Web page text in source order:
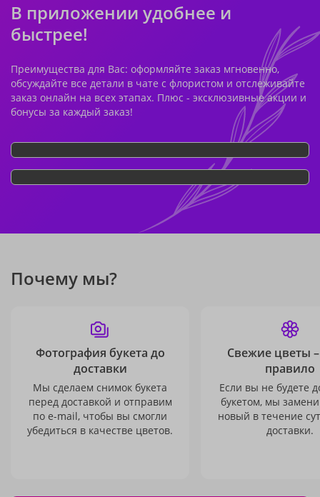
В приложении удобнее и
быстрее!
Преимущества для Вас: оформляйте заказ мгновенно,
обсуждайте все детали в чате с флористом и отслеживайте
заказ онлайн на всех этапах. Плюс - эксклюзивные акции и
бонусы за каждый заказ!
Почему мы?
Фотография букета до
доставки
Мы сделаем снимок букета
перед доставкой и отправим
по e-mail, чтобы вы смогли
убедиться в качестве цветов.
Свежие цветы
правило
Если вы не будете
букетом, мы
новый в течение
доставки.